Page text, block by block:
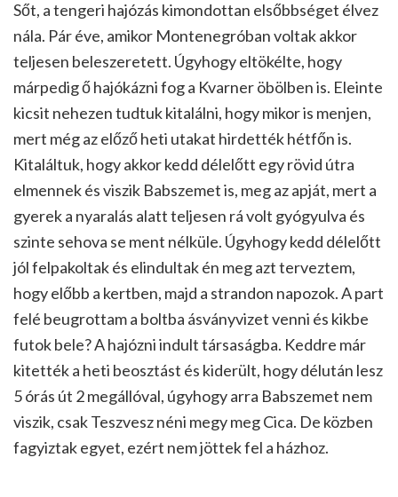
Sőt, a tengeri hajózás kimondottan elsőbbséget élvez
nála. Pár éve, amikor Montenegróban voltak akkor
teljesen beleszeretett. Úgyhogy eltökélte, hogy
márpedig ő hajókázni fog a Kvarner öbölben is. Eleinte
kicsit nehezen tudtuk kitalálni, hogy mikor is menjen,
mert még az előző heti utakat hirdették hétfőn is.
Kitaláltuk, hogy akkor kedd délelőtt egy rövid útra
elmennek és viszik Babszemet is, meg az apját, mert a
gyerek a nyaralás alatt teljesen rá volt gyógyulva és
szinte sehova se ment nélküle. Úgyhogy kedd délelőtt
jól felpakoltak és elindultak én meg azt terveztem,
hogy előbb a kertben, majd a strandon napozok. A part
felé beugrottam a boltba ásványvizet venni és kikbe
futok bele? A hajózni indult társaságba. Keddre már
kitették a heti beosztást és kiderült, hogy délután lesz
5 órás út 2 megállóval, úgyhogy arra Babszemet nem
viszik, csak Teszvesz néni megy meg Cica. De közben
fagyiztak egyet, ezért nem jöttek fel a házhoz.